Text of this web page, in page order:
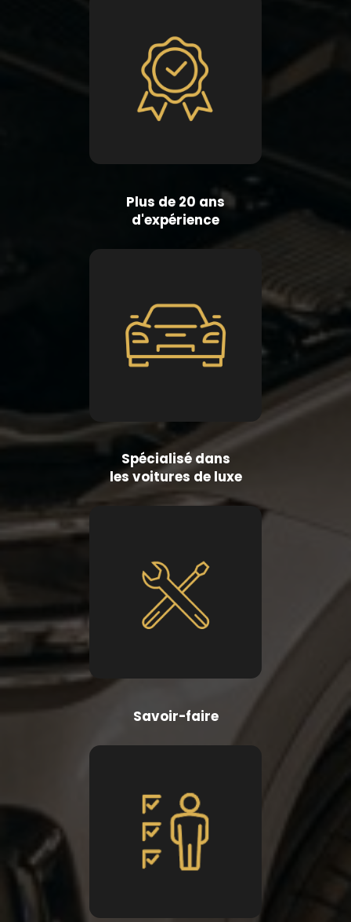
Plus de 20 ans
d'expérience
Spécialisé dans
les voitures de luxe
Savoir-faire